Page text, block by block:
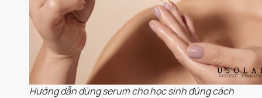
Hướng dẫn dùng serum cho học sinh đúng cách